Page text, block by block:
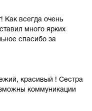
Как всегда очень
много ярких
спасибо за
красивый ! Сестра
коммуникации